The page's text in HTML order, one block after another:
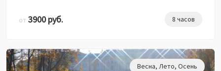
от 3900 руб. 8 часов
Весна, Лето, Осень